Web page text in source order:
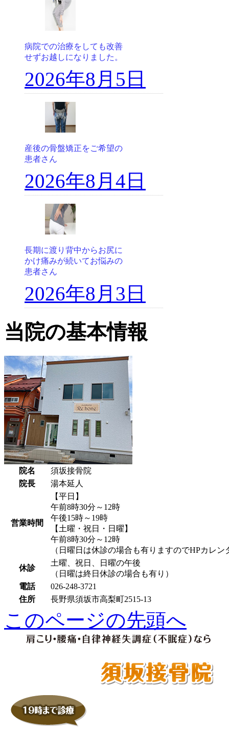
病院での治療をしても改善
せずお越しになりました。
2026年8月5日
産後の骨盤矯正をご希望の
患者さん
2026年8月4日
長期に渡り背中からお尻に
かけ痛みが続いてお悩みの
患者さん
2026年8月3日
当院の基本情報
院名
須坂接骨院
院長
湯本延人
営業時間
【平日】
午前8時30分～12時
午後15時～19時
【土曜・祝日・日曜】
午前8時30分～12時
（日曜日は休診の場合も有りますのでHPカレ
休診
土曜、祝日、日曜の午後
（日曜は終日休診の場合も有り）
電話
026-248-3721
住所
長野県須坂市高梨町2515-13
このページの先頭へ